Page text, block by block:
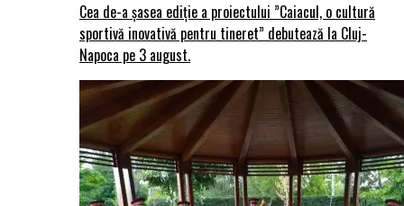
Cea de-a șasea ediție a proiectului ”Caiacul, o cultură
sportivă inovativă pentru tineret” debutează la Cluj-
Napoca pe 3 august.